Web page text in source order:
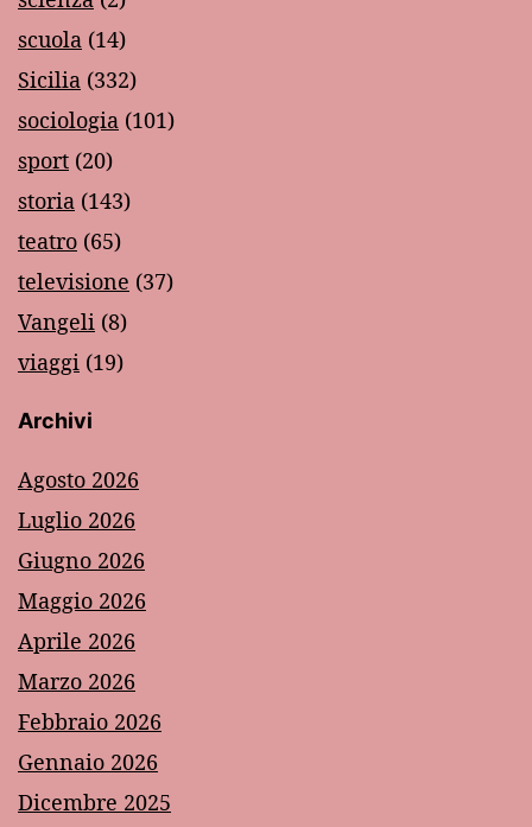
scuola (14)
Sicilia (332)
sociologia (101)
sport (20)
storia (143)
teatro (65)
televisione (37)
Vangeli (8)
viaggi (19)
Archivi
Agosto 2026
Luglio 2026
Giugno 2026
Maggio 2026
Aprile 2026
Marzo 2026
Febbraio 2026
Gennaio 2026
Dicembre 2025